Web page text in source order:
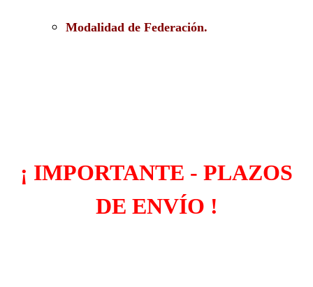
Modalidad de Federación.
¡ IMPORTANTE - PLAZOS
DE ENVÍO !